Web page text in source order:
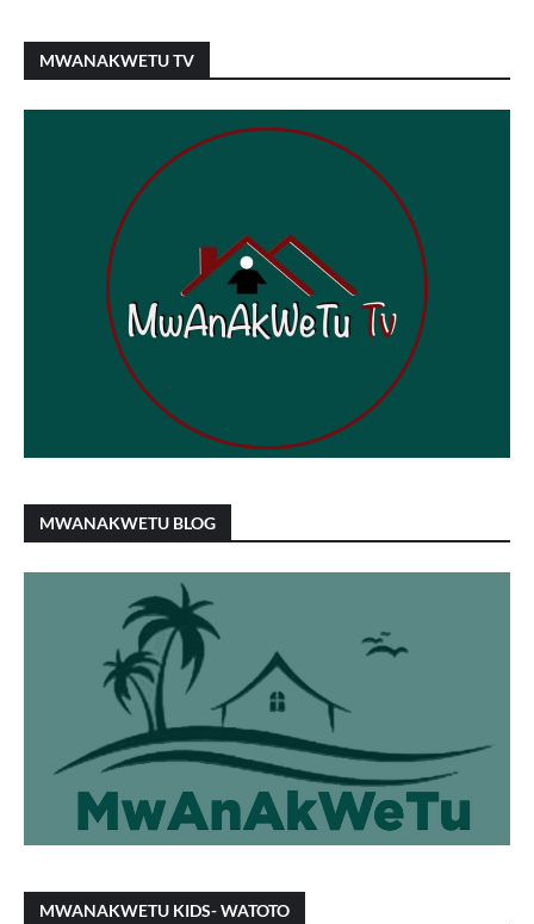
MWANAKWETU TV
MWANAKWETU BLOG
MWANAKWETU KIDS- WATOTO